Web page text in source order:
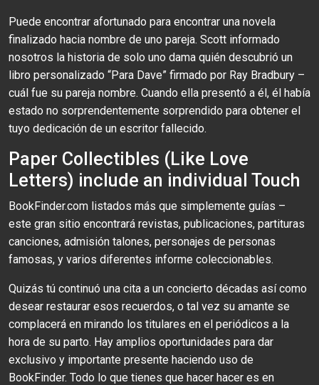
Puede encontrar afortunado para encontrar una novela
finalizado hacia nombre de uno pareja. Scott informado
nosotros la historia de solo uno dama quién descubrió un
libro personalizado “Para Dave” firmado por Ray Bradbury –
cuál fue su pareja ​​nombre. Cuando ella presentó a él, él había
estado no sorprendentemente sorprendido para obtener el
tuyo dedicación de un escritor fallecido.
Paper Collectibles (Like Love
Letters) include an individual Touch
BookFinder.com listados más que simplemente guías –
este gran sitio encontrará revistas, publicaciones, partituras
canciones, admisión talones, personajes de personas
famosas, y varios diferentes informe coleccionables.
Quizás tú continuó una cita a un concierto décadas así como
desear restaurar esos recuerdos, o tal vez su amante se
complacerá en mirando los titulares en el periódicos a la
hora de su parto. Hay amplios oportunidades para dar
exclusivo y importante presente haciendo uso de
BookFinder. Todo lo que tienes que hacer hacer es en